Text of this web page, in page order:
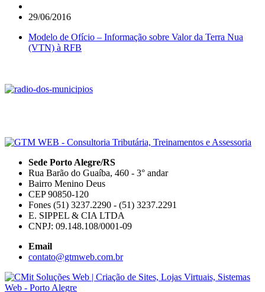
29/06/2016
Modelo de Ofício – Informação sobre Valor da Terra Nua
(VTN) à RFB
Sede Porto Alegre/RS
Rua Barão do Guaíba, 460 - 3° andar
Bairro Menino Deus
CEP 90850-120
Fones (51) 3237.2290 - (51) 3237.2291
E. SIPPEL & CIA LTDA
CNPJ: 09.148.108/0001-09
Email
contato@gtmweb.com.br